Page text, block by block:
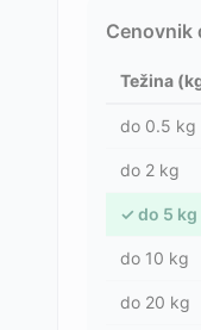
Cenovnik
Težina
do 0.5 kg
do 2 kg
✓ do 5 kg
do 10 kg
do 20 kg